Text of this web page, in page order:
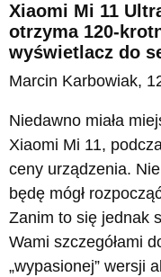
Xiaomi Mi 11
otrzyma 120-
wyświetlacz do
Marcin Karbowiak,
Niedawno miała
Xiaomi Mi 11,
ceny urządzenia.
będę mógł
Zanim to się jednak
Wami szczegółami
„wypasionej” wersji